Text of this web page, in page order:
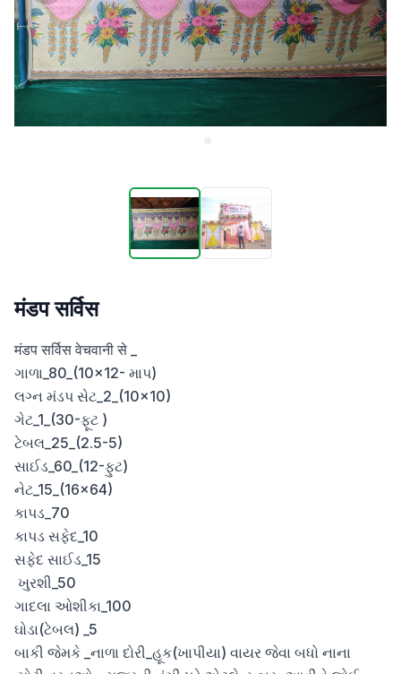
मंडप सर्विस
मंडप सर्विस वेचवानी से _
ગાળા_80_(10×12- માપ)
લગ્ન મંડપ સેટ_2_(10×10)
ગેટ_1_(30-ફૂટ )
ટેબલ_25_(2.5-5)
સાઈડ_60_(12-ફુટ)
નેટ_15_(16×64)
કાપડ_70
કાપડ સફેદ_10
સફેદ સાઈડ_15
ગાદલા ઓશીકા_100
ઘોડા(ટેબલ) _5
બાકી જેમકે _નાળા દોરી_હૂક(ખાપીયા) વાયર જેવા બધો નાના